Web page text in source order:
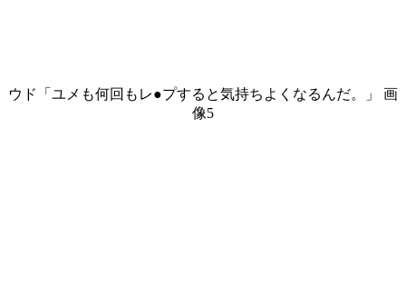
ウド「ユメも何回もレ●プすると気持ちよくなるんだ。」 画
像5